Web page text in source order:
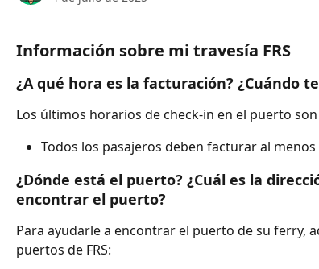
Información sobre mi travesía FRS
¿A qué hora es la facturación? ¿Cuándo
Los últimos horarios de check-in en el puerto
Todos los pasajeros deben facturar al
¿Dónde está el puerto? ¿Cuál es la
encontrar el puerto?
Para ayudarle a encontrar el puerto de su ferry,
puertos de FRS: